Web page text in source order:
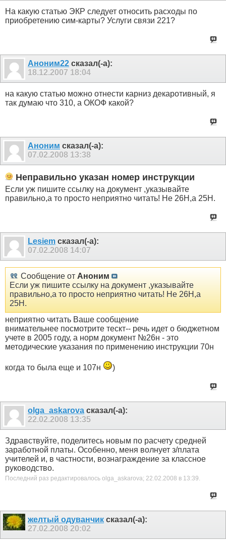
На какую статью ЭКР следует относить расходы по
приобретению сим-карты? Услуги связи 221?
Аноним22 сказал(-а):
18.12.2007 18:04
на какую статью можно отнести карниз декаротивный, я
так думаю что 310, а ОКОФ какой?
Аноним сказал(-а):
07.02.2008 13:38
Неправильно указан номер инструкции
Если уж пишите ссылку на документ ,указывайте
правильно,а то просто неприятно читать! Не 26Н,а 25Н.
Lesiem сказал(-а):
07.02.2008 14:07
Сообщение от Аноним
Если уж пишите ссылку на документ ,указывайте
правильно,а то просто неприятно читать! Не 26Н,а
25Н.
неприятно читать Ваше сообщение
внимательнее посмотрите тескт-- речь идет о бюджетном
учете в 2005 году, а норм документ №26н - это
методические указания по применению инструкции 70н
когда то была еще и 107н )
olga_askarova сказал(-а):
22.02.2008 13:35
Здравствуйте, поделитесь новым по расчету средней
заработной платы. Особенно, меня волнует з/плата
учителей и, в частности, вознаграждение за классное
руководство.
Последний раз редактировалось olga_askarova; 22.02.2008 в 13:39
желтый одуванчик сказал(-а):
27.02.2008 20:02